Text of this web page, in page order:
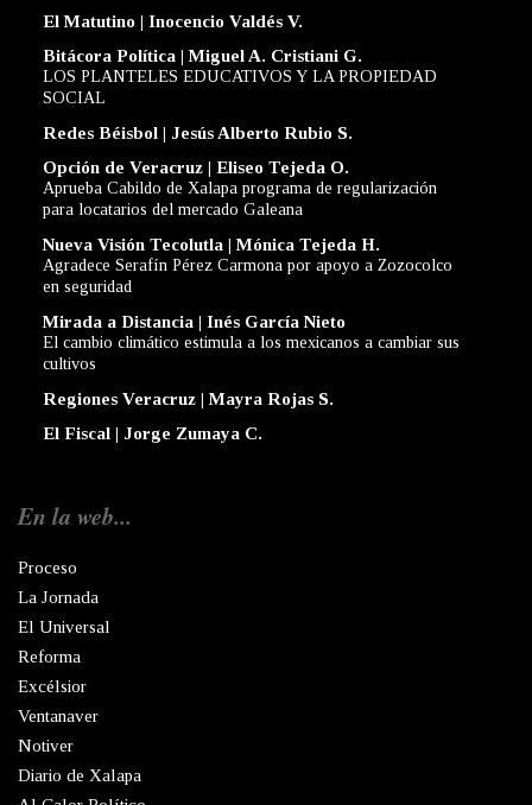
El Matutino | Inocencio Valdés V.
Bitácora Política | Miguel A. Cristiani G.
LOS PLANTELES EDUCATIVOS Y LA PROPIEDAD
SOCIAL
Redes Béisbol | Jesús Alberto Rubio S.
Opción de Veracruz | Eliseo Tejeda O.
Aprueba Cabildo de Xalapa programa de regularización
para locatarios del mercado Galeana
Nueva Visión Tecolutla | Mónica Tejeda H.
Agradece Serafín Pérez Carmona por apoyo a Zozocolco
en seguridad
Mirada a Distancia | Inés García Nieto
El cambio climático estimula a los mexicanos a cambiar sus
cultivos
Regiones Veracruz | Mayra Rojas S.
El Fiscal | Jorge Zumaya C.
En la web...
Proceso
La Jornada
El Universal
Reforma
Excélsior
Ventanaver
Notiver
Diario de Xalapa